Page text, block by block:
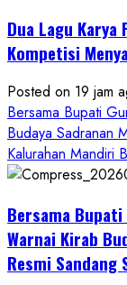
Dua Lagu Karya
Kompetisi
Posted on 19 jam
Bersama Bupati
Budaya Sadranan
Kalurahan Mandiri
Bersama
Warnai Kirab
Resmi